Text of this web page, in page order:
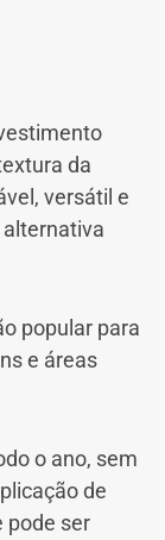
da
versátil e
popular para
e áreas
o ano, sem
de
pode ser